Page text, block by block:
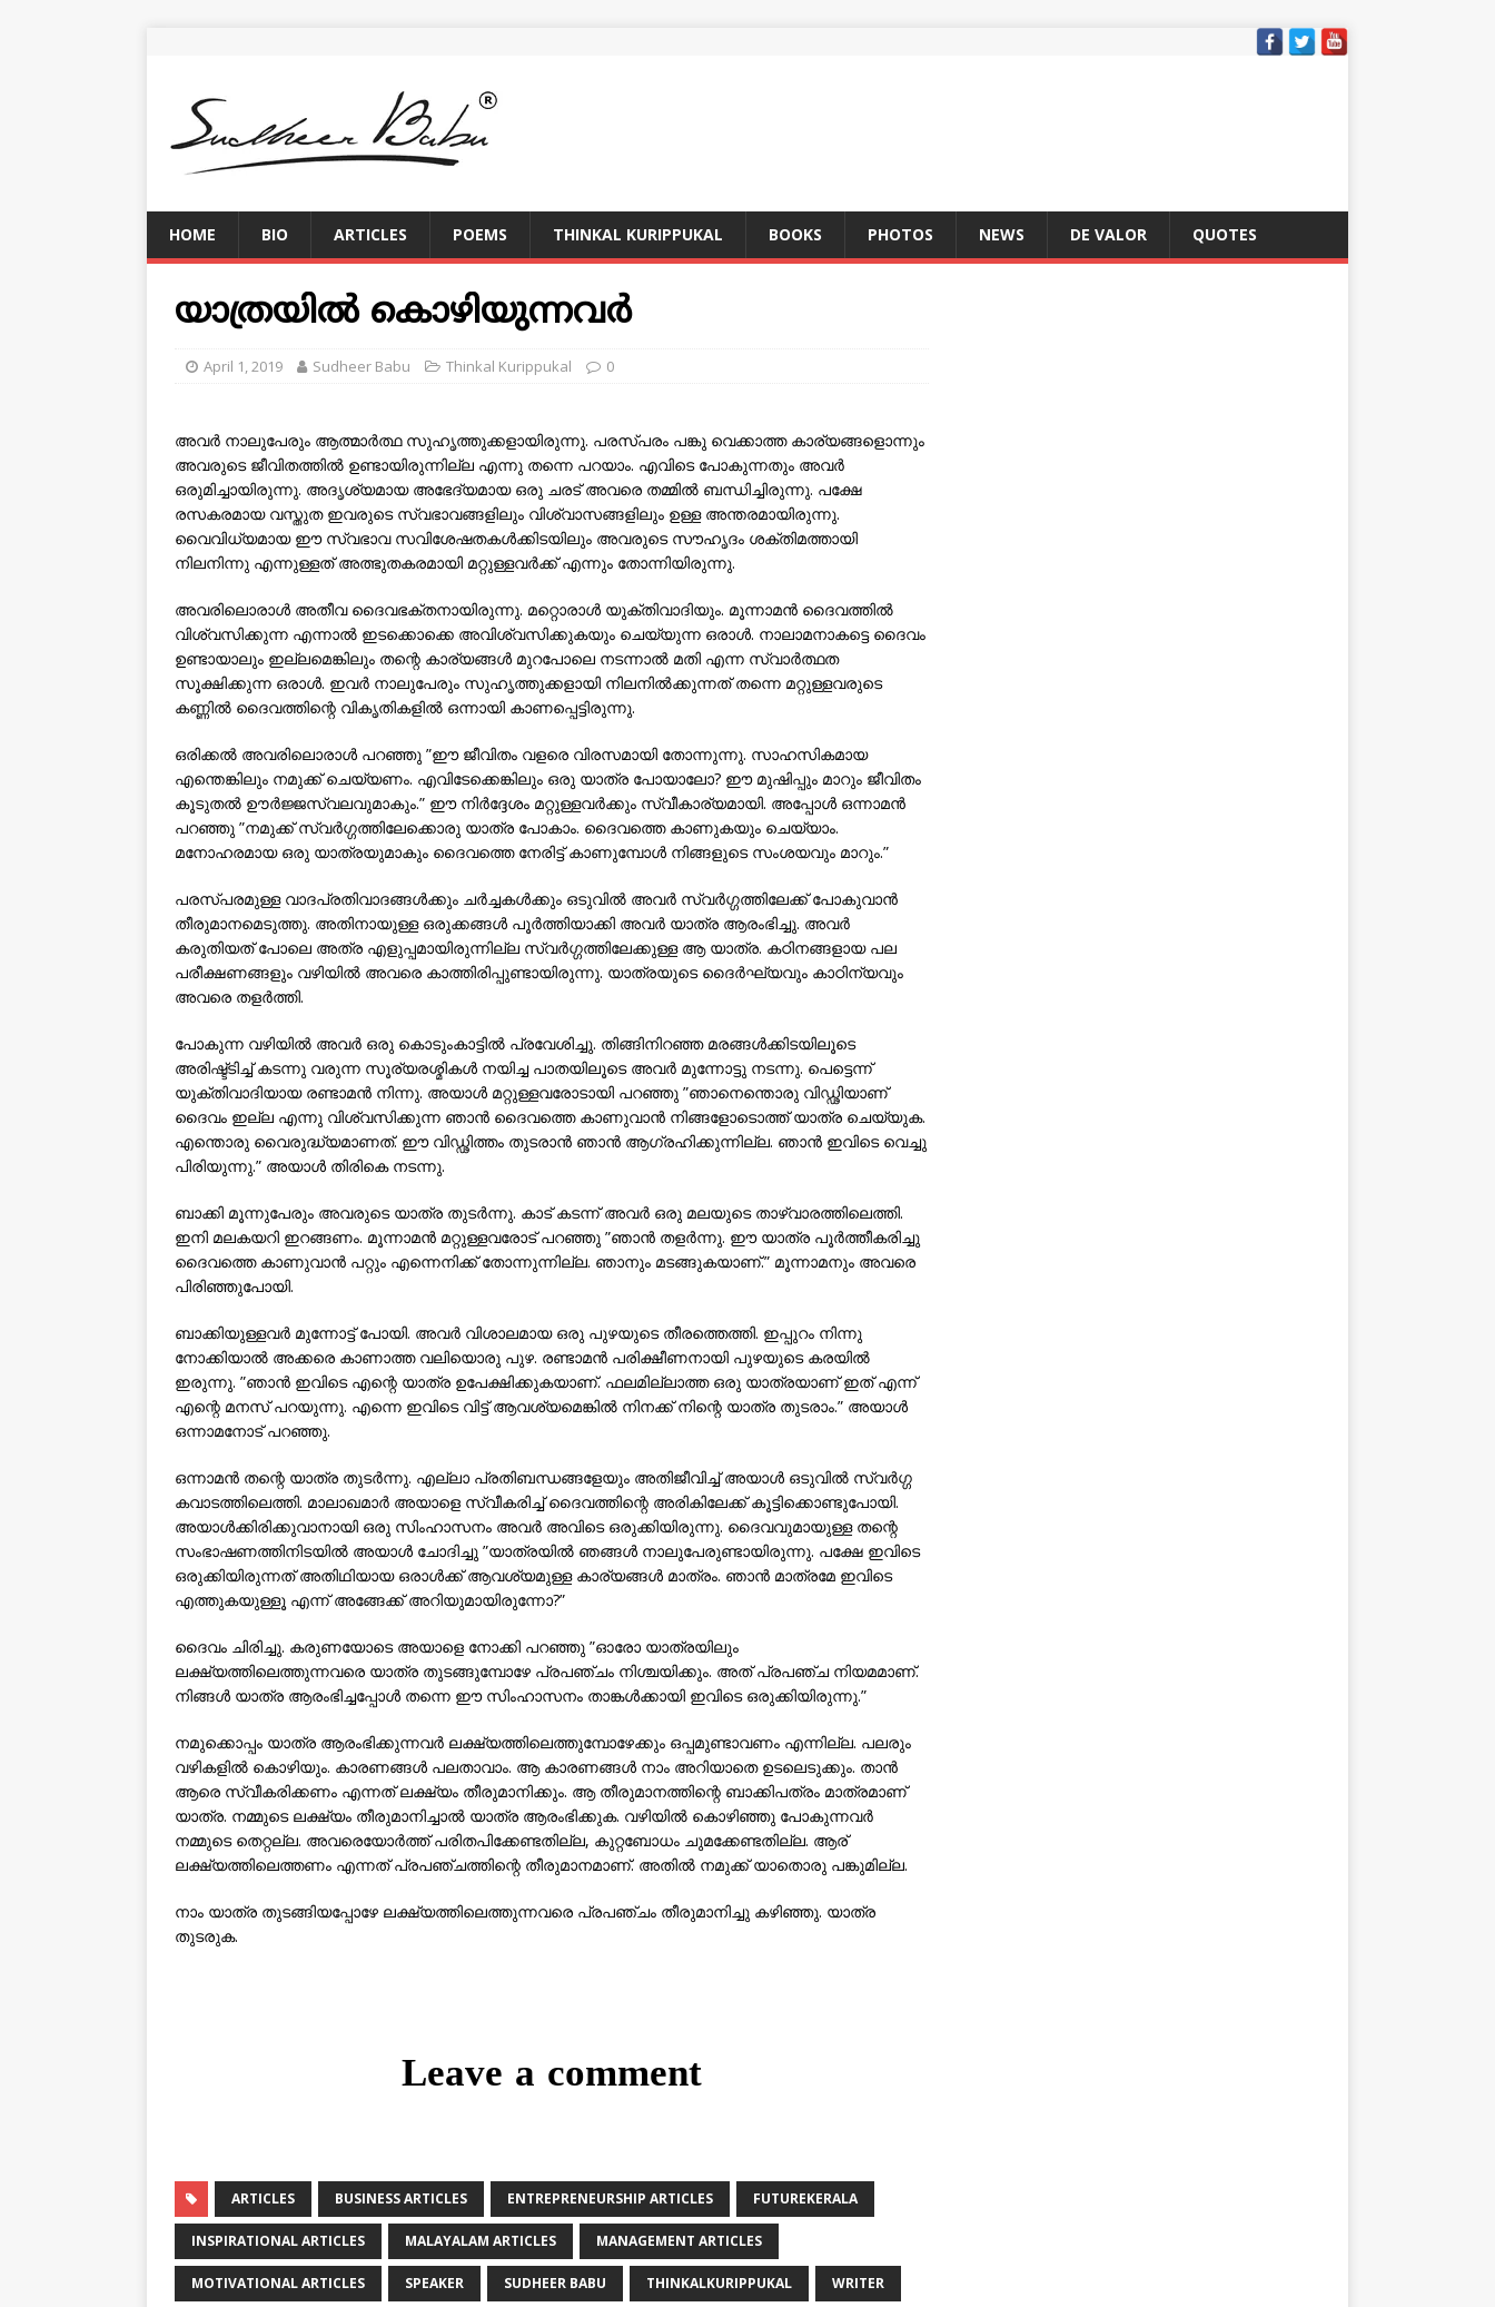
HOME BIO ARTICLES POEMS THINKAL KURIPPUKAL BOOKS PHOTOS NEWS DE VALOR QUOTES
യാത്രയില്‍ കൊഴിയുന്നവര്‍
April 1, 2019 Sudheer Babu Thinkal Kurippukal 0
അവര്‍ നാലുപേരും ആത്മാര്‍ത്ഥ സുഹൃത്തുക്കളായിരുന്നു. പരസ്പരം പങ്കു വെക്കാത്ത കാര്യങ്ങളൊന്നും
അവരുടെ ജീവിതത്തില്‍ ഉണ്ടായിരുന്നില്ല എന്നു തന്നെ പറയാം. എവിടെ പോകുന്നതും അവര്‍
ഒരുമിച്ചായിരുന്നു. അദൃശ്യമായ അഭേദ്യമായ ഒരു ചരട് അവരെ തമ്മില്‍ ബന്ധിച്ചിരുന്നു. പക്ഷേ
രസകരമായ വസ്തുത ഇവരുടെ സ്വഭാവങ്ങളിലും വിശ്വാസങ്ങളിലും ഉള്ള അന്തരമായിരുന്നു.
വൈവിധ്യമായ ഈ സ്വഭാവ സവിശേഷതകള്‍ക്കിടയിലും അവരുടെ സൗഹൃദം ശക്തിമത്തായി
നിലനിന്നു എന്നുള്ളത് അത്ഭുതകരമായി മറ്റുള്ളവര്‍ക്ക് എന്നും തോന്നിയിരുന്നു.
അവരിലൊരാള്‍ അതീവ ദൈവഭക്തനായിരുന്നു. മറ്റൊരാള്‍ യുക്തിവാദിയും. മൂന്നാമന്‍ ദൈവത്തില്‍
വിശ്വസിക്കുന്ന എന്നാല്‍ ഇടക്കൊക്കെ അവിശ്വസിക്കുകയും ചെയ്യുന്ന ഒരാള്‍. നാലാമനാകട്ടെ ദൈവം
ഉണ്ടായാലും ഇല്ലമെങ്കിലും തന്റെ കാര്യങ്ങള്‍ മുറപോലെ നടന്നാല്‍ മതി എന്ന സ്വാര്‍ത്ഥത
സൂക്ഷിക്കുന്ന ഒരാള്‍. ഇവര്‍ നാലുപേരും സുഹൃത്തുക്കളായി നിലനില്‍ക്കുന്നത് തന്നെ മറ്റുള്ളവരുടെ
കണ്ണില്‍ ദൈവത്തിന്റെ വികൃതികളില്‍ ഒന്നായി കാണപ്പെട്ടിരുന്നു.
ഒരിക്കല്‍ അവരിലൊരാള്‍ പറഞ്ഞു ”ഈ ജീവിതം വളരെ വിരസമായി തോന്നുന്നു. സാഹസികമായ
എന്തെങ്കിലും നമുക്ക് ചെയ്യണം. എവിടേക്കെങ്കിലും ഒരു യാത്ര പോയാലോ? ഈ മുഷിപ്പും മാറും ജീവിതം
കൂടുതല്‍ ഊര്‍ജ്ജസ്വലവുമാകും.” ഈ നിര്‍ദ്ദേശം മറ്റുള്ളവര്‍ക്കും സ്വീകാര്യമായി. അപ്പോള്‍ ഒന്നാമന്‍
പറഞ്ഞു ”നമുക്ക് സ്വര്‍ഗ്ഗത്തിലേക്കൊരു യാത്ര പോകാം. ദൈവത്തെ കാണുകയും ചെയ്യാം.
മനോഹരമായ ഒരു യാത്രയുമാകും ദൈവത്തെ നേരിട്ട് കാണുമ്പോള്‍ നിങ്ങളുടെ സംശയവും മാറും.”
പരസ്പരമുള്ള വാദപ്രതിവാദങ്ങള്‍ക്കും ചര്‍ച്ചകള്‍ക്കും ഒടുവില്‍ അവര്‍ സ്വര്‍ഗ്ഗത്തിലേക്ക് പോകുവാന്‍
തീരുമാനമെടുത്തു. അതിനായുള്ള ഒരുക്കങ്ങള്‍ പൂര്‍ത്തിയാക്കി അവര്‍ യാത്ര ആരംഭിച്ചു. അവര്‍
കരുതിയത് പോലെ അത്ര എളുപ്പമായിരുന്നില്ല സ്വര്‍ഗ്ഗത്തിലേക്കുള്ള ആ യാത്ര. കഠിനങ്ങളായ പല
പരീക്ഷണങ്ങളും വഴിയില്‍ അവരെ കാത്തിരിപ്പുണ്ടായിരുന്നു. യാത്രയുടെ ദൈര്‍ഘ്യവും കാഠിന്യവും
അവരെ തളര്‍ത്തി.
പോകുന്ന വഴിയില്‍ അവര്‍ ഒരു കൊടുംകാട്ടില്‍ പ്രവേശിച്ചു. തിങ്ങിനിറഞ്ഞ മരങ്ങള്‍ക്കിടയിലൂടെ
അരിഷ്ട്ടിച്ച് കടന്നു വരുന്ന സൂര്യരശ്മികള്‍ നയിച്ച പാതയിലൂടെ അവര്‍ മുന്നോട്ടു നടന്നു. പെട്ടെന്ന്
യുക്തിവാദിയായ രണ്ടാമന്‍ നിന്നു. അയാള്‍ മറ്റുള്ളവരോടായി പറഞ്ഞു ”ഞാനെന്തൊരു വിഡ്ഢിയാണ്
ദൈവം ഇല്ല എന്നു വിശ്വസിക്കുന്ന ഞാന്‍ ദൈവത്തെ കാണുവാന്‍ നിങ്ങളോടൊത്ത് യാത്ര ചെയ്യുക.
എന്തൊരു വൈരുദ്ധ്യമാണത്. ഈ വിഡ്ഢിത്തം തുടരാന്‍ ഞാന്‍ ആഗ്രഹിക്കുന്നില്ല. ഞാന്‍ ഇവിടെ വെച്ചു
പിരിയുന്നു.” അയാള്‍ തിരികെ നടന്നു.
ബാക്കി മൂന്നുപേരും അവരുടെ യാത്ര തുടര്‍ന്നു. കാട് കടന്ന് അവര്‍ ഒരു മലയുടെ താഴ്വാരത്തിലെത്തി.
ഇനി മലകയറി ഇറങ്ങണം. മൂന്നാമന്‍ മറ്റുള്ളവരോട് പറഞ്ഞു ”ഞാന്‍ തളര്‍ന്നു. ഈ യാത്ര പൂര്‍ത്തീകരിച്ചു
ദൈവത്തെ കാണുവാന്‍ പറ്റും എന്നെനിക്ക് തോന്നുന്നില്ല. ഞാനും മടങ്ങുകയാണ്.” മൂന്നാമനും അവരെ
പിരിഞ്ഞുപോയി.
ബാക്കിയുള്ളവര്‍ മുന്നോട്ട് പോയി. അവര്‍ വിശാലമായ ഒരു പുഴയുടെ തീരത്തെത്തി. ഇപ്പുറം നിന്നു
നോക്കിയാല്‍ അക്കരെ കാണാത്ത വലിയൊരു പുഴ. രണ്ടാമന്‍ പരിക്ഷീണനായി പുഴയുടെ കരയില്‍
ഇരുന്നു. ”ഞാന്‍ ഇവിടെ എന്റെ യാത്ര ഉപേക്ഷിക്കുകയാണ്. ഫലമില്ലാത്ത ഒരു യാത്രയാണ് ഇത് എന്ന്
എന്റെ മനസ് പറയുന്നു. എന്നെ ഇവിടെ വിട്ട് ആവശ്യമെങ്കില്‍ നിനക്ക് നിന്റെ യാത്ര തുടരാം.” അയാള്‍
ഒന്നാമനോട് പറഞ്ഞു.
ഒന്നാമന്‍ തന്റെ യാത്ര തുടര്‍ന്നു. എല്ലാ പ്രതിബന്ധങ്ങളേയും അതിജീവിച്ച് അയാള്‍ ഒടുവില്‍ സ്വര്‍ഗ്ഗ
കവാടത്തിലെത്തി. മാലാഖമാര്‍ അയാളെ സ്വീകരിച്ച് ദൈവത്തിന്റെ അരികിലേക്ക് കൂട്ടിക്കൊണ്ടുപോയി.
അയാള്‍ക്കിരിക്കുവാനായി ഒരു സിംഹാസനം അവര്‍ അവിടെ ഒരുക്കിയിരുന്നു. ദൈവവുമായുള്ള തന്റെ
സംഭാഷണത്തിനിടയില്‍ അയാള്‍ ചോദിച്ചു ”യാത്രയില്‍ ഞങ്ങള്‍ നാലുപേരുണ്ടായിരുന്നു. പക്ഷേ ഇവിടെ
ഒരുക്കിയിരുന്നത് അതിഥിയായ ഒരാള്‍ക്ക് ആവശ്യമുള്ള കാര്യങ്ങള്‍ മാത്രം. ഞാന്‍ മാത്രമേ ഇവിടെ
എത്തുകയുള്ളൂ എന്ന് അങ്ങേക്ക് അറിയുമായിരുന്നോ?”
ദൈവം ചിരിച്ചു. കരുണയോടെ അയാളെ നോക്കി പറഞ്ഞു ”ഓരോ യാത്രയിലും
ലക്ഷ്യത്തിലെത്തുന്നവരെ യാത്ര തുടങ്ങുമ്പോഴേ പ്രപഞ്ചം നിശ്ചയിക്കും. അത് പ്രപഞ്ച നിയമമാണ്.
നിങ്ങള്‍ യാത്ര ആരംഭിച്ചപ്പോള്‍ തന്നെ ഈ സിംഹാസനം താങ്കള്‍ക്കായി ഇവിടെ ഒരുക്കിയിരുന്നു.”
നമുക്കൊപ്പം യാത്ര ആരംഭിക്കുന്നവര്‍ ലക്ഷ്യത്തിലെത്തുമ്പോഴേക്കും ഒപ്പമുണ്ടാവണം എന്നില്ല. പലരും
വഴികളില്‍ കൊഴിയും. കാരണങ്ങള്‍ പലതാവാം. ആ കാരണങ്ങള്‍ നാം അറിയാതെ ഉടലെടുക്കും. താന്‍
ആരെ സ്വീകരിക്കണം എന്നത് ലക്ഷ്യം തീരുമാനിക്കും. ആ തീരുമാനത്തിന്റെ ബാക്കിപത്രം മാത്രമാണ്
യാത്ര. നമ്മുടെ ലക്ഷ്യം തീരുമാനിച്ചാല്‍ യാത്ര ആരംഭിക്കുക. വഴിയില്‍ കൊഴിഞ്ഞു പോകുന്നവര്‍
നമ്മുടെ തെറ്റല്ല. അവരെയോര്‍ത്ത് പരിതപിക്കേണ്ടതില്ല, കുറ്റബോധം ചുമക്കേണ്ടതില്ല. ആര്
ലക്ഷ്യത്തിലെത്തണം എന്നത് പ്രപഞ്ചത്തിന്റെ തീരുമാനമാണ്. അതില്‍ നമുക്ക് യാതൊരു പങ്കുമില്ല.
നാം യാത്ര തുടങ്ങിയപ്പോഴേ ലക്ഷ്യത്തിലെത്തുന്നവരെ പ്രപഞ്ചം തീരുമാനിച്ചു കഴിഞ്ഞു. യാത്ര
തുടരുക.
Leave a comment
ARTICLES BUSINESS ARTICLES ENTREPRENEURSHIP ARTICLES FUTUREKERALA
INSPIRATIONAL ARTICLES MALAYALAM ARTICLES MANAGEMENT ARTICLES
MOTIVATIONAL ARTICLES SPEAKER SUDHEER BABU THINKALKURIPPUKAL WRITER